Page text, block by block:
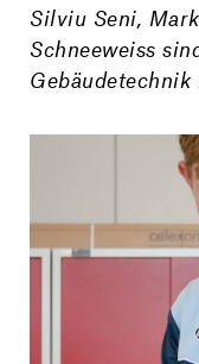
Silviu Seni,
Schneeweiss
Gebäudetechnik